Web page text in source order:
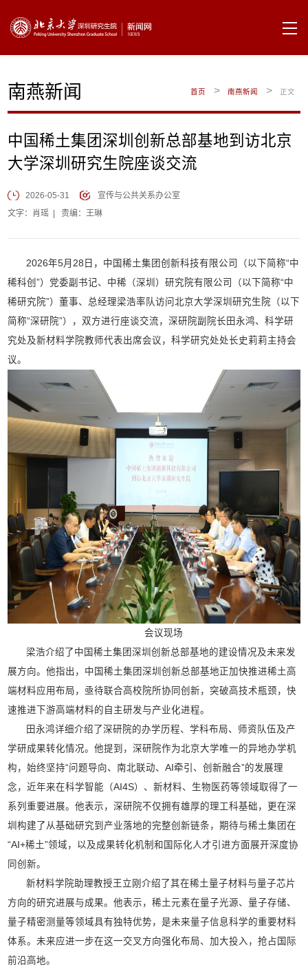
南燕新闻 首页 > 南燕新闻 > 正文
中国稀土集团深圳创新总部基地到访北京
大学深圳研究生院座谈交流
2026-05-31
宣传与公共关系办公室
文字：肖瑶 |责编：王琳
2026年5月28日，中国稀土集团创新科技有限公司（以下简称“中
稀科创”）党委副书记、中稀（深圳）研究院有限公司（以下简称“中
稀研究院”）董事、总经理梁浩率队访问北京大学深圳研究生院（以下
简称“深研院”），双方进行座谈交流，深研院副院长田永鸿、科学研
究处及新材料学院教师代表出席会议，科学研究处处长史莉莉主持会
议。
会议现场
梁浩介绍了中国稀土集团深圳创新总部基地的建设情况及未来发
展方向。他指出，中国稀土集团深圳创新总部基地正加快推进稀土高
端材料应用布局，亟待联合高校院所协同创新，突破高技术瓶颈，快
速推进下游高端材料的自主研发与产业化进程。
田永鸿详细介绍了深研院的办学历程、学科布局、师资队伍及产
学研成果转化情况。他提到，深研院作为北京大学唯一的异地办学机
构，始终坚持“问题导向、南北联动、AI牵引、创新融合”的发展理
念，近年来在科学智能（AI4S）、新材料、生物医药等领域取得了一
系列重要进展。他表示，深研院不仅拥有雄厚的理工科基础，更在深
圳构建了从基础研究到产业落地的完整创新链条，期待与稀土集团在
“AI+稀土”领域，以及成果转化机制和国际化人才引进方面展开深度协
同创新。
新材料学院助理教授王立刚介绍了其在稀土量子材料与量子芯片
方向的研究进展与成果。他表示，稀土元素在量子光源、量子存储、
量子精密测量等领域具有独特优势，是未来量子信息科学的重要材料
体系。未来应进一步在这一交叉方向强化布局、加大投入，抢占国际
前沿高地。